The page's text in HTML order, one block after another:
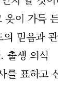
옷이 가득
믿음과
출생 의식
를 표하고